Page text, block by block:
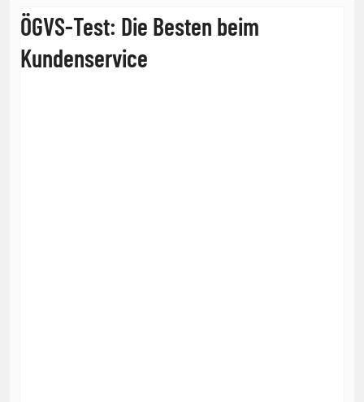
ÖGVS-Test: Die Besten beim
Kundenservice